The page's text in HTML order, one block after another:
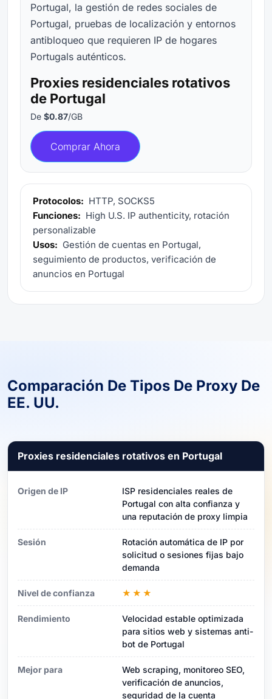
Portugal, la gestión de redes sociales de
Portugal, pruebas de localización y entornos
antibloqueo que requieren IP de hogares
Portugals auténticos.
Proxies residenciales rotativos
de Portugal
De $0.87/GB
Comprar Ahora
Protocolos: HTTP, SOCKS5
Funciones: High U.S. IP authenticity, rotación
personalizable
Usos: Gestión de cuentas en Portugal,
seguimiento de productos, verificación de
anuncios en Portugal
Comparación De Tipos De Proxy De
EE. UU.
Proxies residenciales rotativos en Portugal
Origen de IP
ISP residenciales reales de
Portugal con alta confianza y
una reputación de proxy limpia
Sesión
Rotación automática de IP por
solicitud o sesiones fijas bajo
demanda
Nivel de confianza ★★★
Rendimiento
Velocidad estable optimizada
para sitios web y sistemas anti-
bot de Portugal
Mejor para
Web scraping, monitoreo SEO,
verificación de anuncios,
seguridad de la cuenta